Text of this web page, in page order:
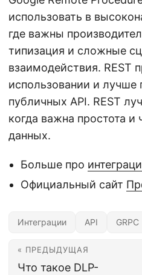
использовать в
где важны
типизация и сложные
взаимодействия. REST
использовании и лучше
публичных API. REST
когда важна простота и
данных.
Больше про
Официальный сайт
Интеграции API GRPC
« ПРЕДЫДУЩАЯ
Что такое DLP-